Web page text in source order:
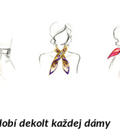
dekolt každej dámy